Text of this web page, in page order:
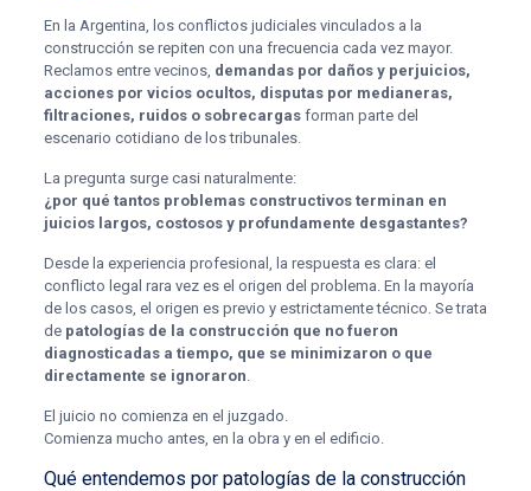
En la Argentina, los conflictos judiciales vinculados a la
construcción se repiten con una frecuencia cada vez mayor.
Reclamos entre vecinos, demandas por daños y perjuicios,
acciones por vicios ocultos, disputas por medianeras,
filtraciones, ruidos o sobrecargas forman parte del
escenario cotidiano de los tribunales.
La pregunta surge casi naturalmente:
¿por qué tantos problemas constructivos terminan en
juicios largos, costosos y profundamente desgastantes?
Desde la experiencia profesional, la respuesta es clara: el
conflicto legal rara vez es el origen del problema. En la mayoría
de los casos, el origen es previo y estrictamente técnico. Se trata
de patologías de la construcción que no fueron
diagnosticadas a tiempo, que se minimizaron o que
directamente se ignoraron
El juicio no comienza en el juzgado.
Comienza mucho antes, en la obra y en el edificio.
Qué entendemos por patologías de la construcción